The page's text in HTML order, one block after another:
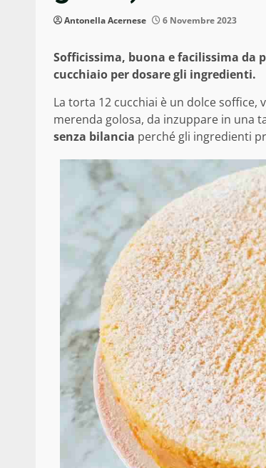
Antonella Acernese 6 Novembre 2023
Sofficissima, buona e facilissima da
cucchiaio per dosare gli ingredienti.
La torta 12 cucchiai è un dolce soffice,
merenda golosa, da inzuppare in una
senza bilancia perché gli ingredienti